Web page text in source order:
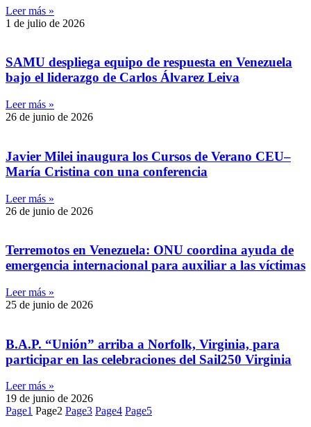
Leer más »
1 de julio de 2026
SAMU despliega equipo de respuesta en Venezuela
bajo el liderazgo de Carlos Álvarez Leiva
Leer más »
26 de junio de 2026
Javier Milei inaugura los Cursos de Verano CEU–
María Cristina con una conferencia
Leer más »
26 de junio de 2026
Terremotos en Venezuela: ONU coordina ayuda de
emergencia internacional para auxiliar a las víctimas
Leer más »
25 de junio de 2026
B.A.P. “Unión” arriba a Norfolk, Virginia, para
participar en las celebraciones del Sail250 Virginia
Leer más »
19 de junio de 2026
Page1 Page2 Page3 Page4 Page5